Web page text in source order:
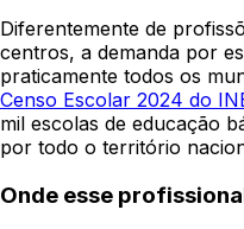
Diferentemente de
centros, a demanda por
praticamente todos os
Censo Escolar 2024 do
mil escolas de educação
por todo o território
Onde esse